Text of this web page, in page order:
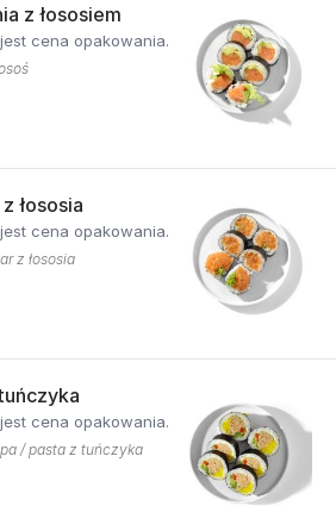
z łososiem
cena opakowania.
łososia
cena opakowania.
z łososia
cena opakowania.
/ pasta z tuńczyka